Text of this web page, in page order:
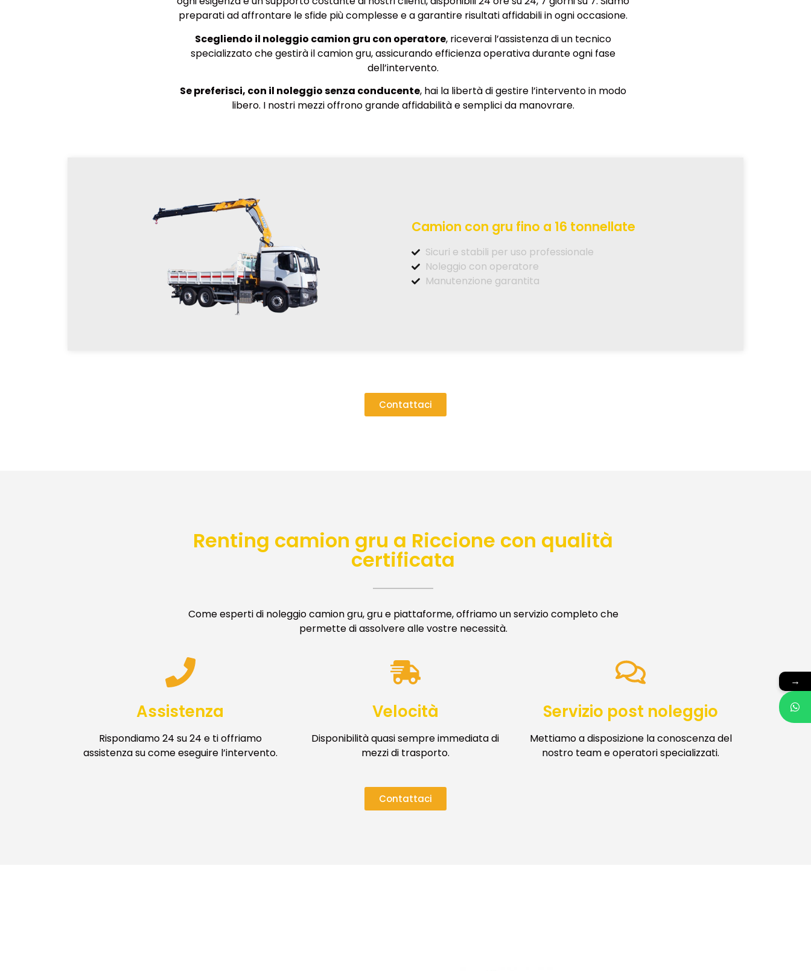
preparati ad affrontare le sfide più complesse e a garantire risultati affidabili in ogni occasione.
Scegliendo il noleggio camion gru con operatore, riceverai l’assistenza di un tecnico
specializzato che gestirà il camion gru, assicurando efficienza operativa durante ogni fase
dell’intervento.
Se preferisci, con il noleggio senza conducente, hai la libertà di gestire l’intervento in modo
libero. I nostri mezzi offrono grande affidabilità e semplici da manovrare.
Camion con gru fino a 16 tonnellate
Sicuri e stabili per uso professionale
Noleggio con operatore
Manutenzione garantita
Contattaci
Renting camion gru a Riccione con qualità
certificata
Come esperti di noleggio camion gru, gru e piattaforme, offriamo un servizio completo che
permette di assolvere alle vostre necessità.
Assistenza
Rispondiamo 24 su 24 e ti offriamo
assistenza su come eseguire l’intervento.
Velocità
Disponibilità quasi sempre immediata di
mezzi di trasporto.
Servizio post noleggio
Mettiamo a disposizione la conoscenza del
nostro team e operatori specializzati.
Contattaci
→
SCARICA LA NOSTRA BROCHURE
Lasciaci la tua email e ricevi subito tutte le informazioni sui nostri servizi,
macchinari e vantaggi competitivi.
VOGLIO RICEVERE IL BROCHURE
È gratuito, veloce e senza impegno.